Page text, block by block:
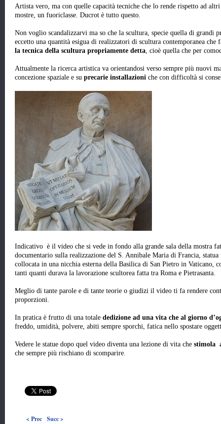
Artista vero, ma con quelle capacità tecniche che lo rende rispetto ad
mostre, un fuoriclasse. Ducrot è tutto questo.
Non voglio scandalizzarvi ma so che la scultura, specie quella di grandi
eccetto una quantità esigua di realizzatori di scultura contemporanea
la tecnica della scultura propriamente detta, cioè quella che per
Attualmente la ricerca artistica va orientandosi verso sempre più nuovi
concezione spaziale e su precarie installazioni che con difficoltà si
Indicativo è il video che si vede in fondo alla grande sala della mostra
documentario sulla realizzazione del S. Annibale Maria di Francia,
collocata in una nicchia esterna della Basilica di San Pietro in Vaticano,
tanti quanti durava la lavorazione scultorea fatta tra Roma e Pietrasanta.
Meglio di tante parole e di tante teorie o giudizi il video ti fa rendere
proporzioni.
In pratica è frutto di una totale dedizione ad una vita che al giorno
freddo, umidità, polvere, abiti sempre sporchi, fatica nello spostare
Vedere le statue dopo quel video diventa una lezione di vita che stimola
che sempre più rischiano di scomparire.
< Prec Succ >